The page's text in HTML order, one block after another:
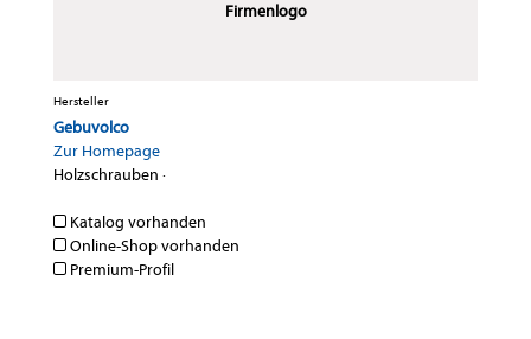
Firmenlogo
Hersteller
Gebuvolco
Zur Homepage
Holzschrauben ·
Katalog vorhanden
Online-Shop vorhanden
Premium-Profil